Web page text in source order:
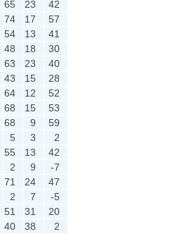
65 23
42
74 17
57
54 13
41
48 18
30
63 23
40
43 15
28
64 12
52
68 15
53
68 9
59
5 3
2
55 13
42
2 9
-7
71 24
47
2 7
-5
51 31
20
40 38
2